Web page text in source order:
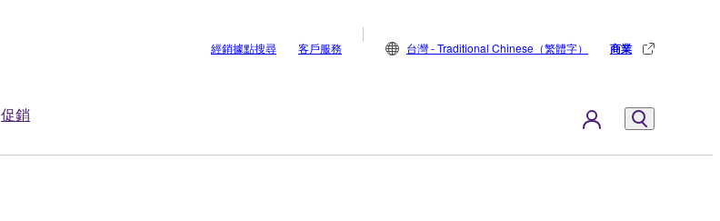
促銷
經銷據點搜尋 客戶服務 台灣 - Traditional Chinese（繁體字） 商業